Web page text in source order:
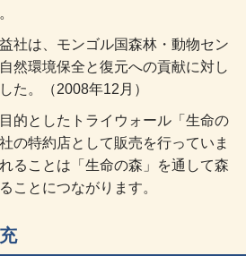
社は、モンゴル国森林・動物セン
然環境保全と復元への貢献に対し
た。（2008年12月）
的としたトライウォール「生命の
の特約店として販売を行っていま
ることは「生命の森」を通して森
ことにつながります。